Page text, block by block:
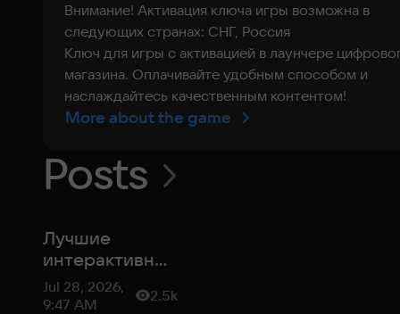
Внимание! Активация ключа игры возможна в
следующих странах: СНГ, Россия
Ключ для игры с активацией в лаунчере
магазина. Оплачивайте удобным способом и
наслаждайтесь качественным контентом!
More about the game
Posts
Лучшие
интерактивные
фильмы в 2026
году
Jul 28, 2026,
9:47 AM
2.5k